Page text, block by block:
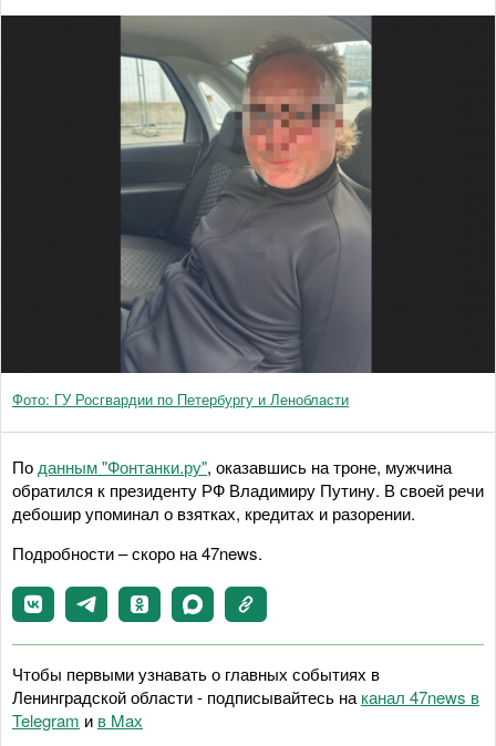
Фото: ГУ Росгвардии по Петербургу и Ленобласти
По данным "Фонтанки.ру", оказавшись на троне, мужчина
обратился к президенту РФ Владимиру Путину. В своей речи
дебошир упоминал о взятках, кредитах и разорении.
Подробности – скоро на 47news.
Чтобы первыми узнавать о главных событиях в
Ленинградской области - подписывайтесь на канал 47news в
Telegram и в Maх